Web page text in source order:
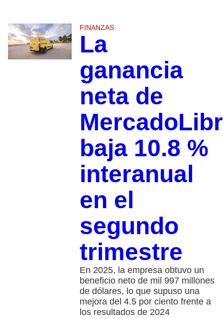
FINANZAS
La
ganancia
neta de
baja 10.8 %
interanual
en el
segundo
trimestre
En 2025, la empresa obtuvo un
beneficio neto de mil 997 millones
de dólares, lo que supuso una
mejora del 4.5 por ciento frente a
los resultados de 2024